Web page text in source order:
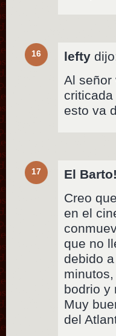
16 lefty
Al señor
esto va
17 El Barto!
Creo
en el
que no
debido
bodrio y
Muy
del